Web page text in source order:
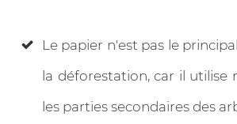
Le papier n'est pas le
la déforestation, car il utilise
les parties secondaires des